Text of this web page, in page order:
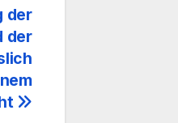
der
der